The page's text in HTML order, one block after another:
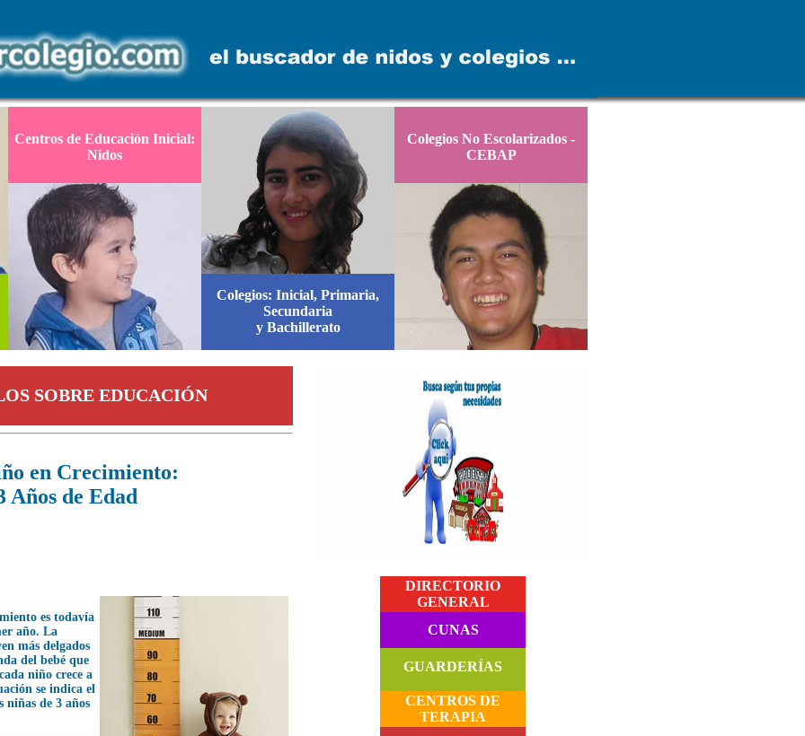
Centros de Educación Inicial:
Nidos
Colegios: Inicial, Primaria,
Secundaria
y Bachillerato
Colegios No Escolarizados -
CEBAP
DIRECTORIO
GENERAL
CUNAS
GUARDERÍAS
CENTROS DE
TERAPIA
SOBRE EDUCACIÓN
en Crecimiento:
Años de Edad
es todavía
año. La
más delgados
del bebé que
niño crece a
se indica el
niñas de 3 años